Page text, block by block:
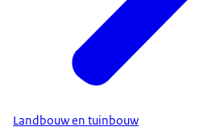
Landbouw en tuinbouw